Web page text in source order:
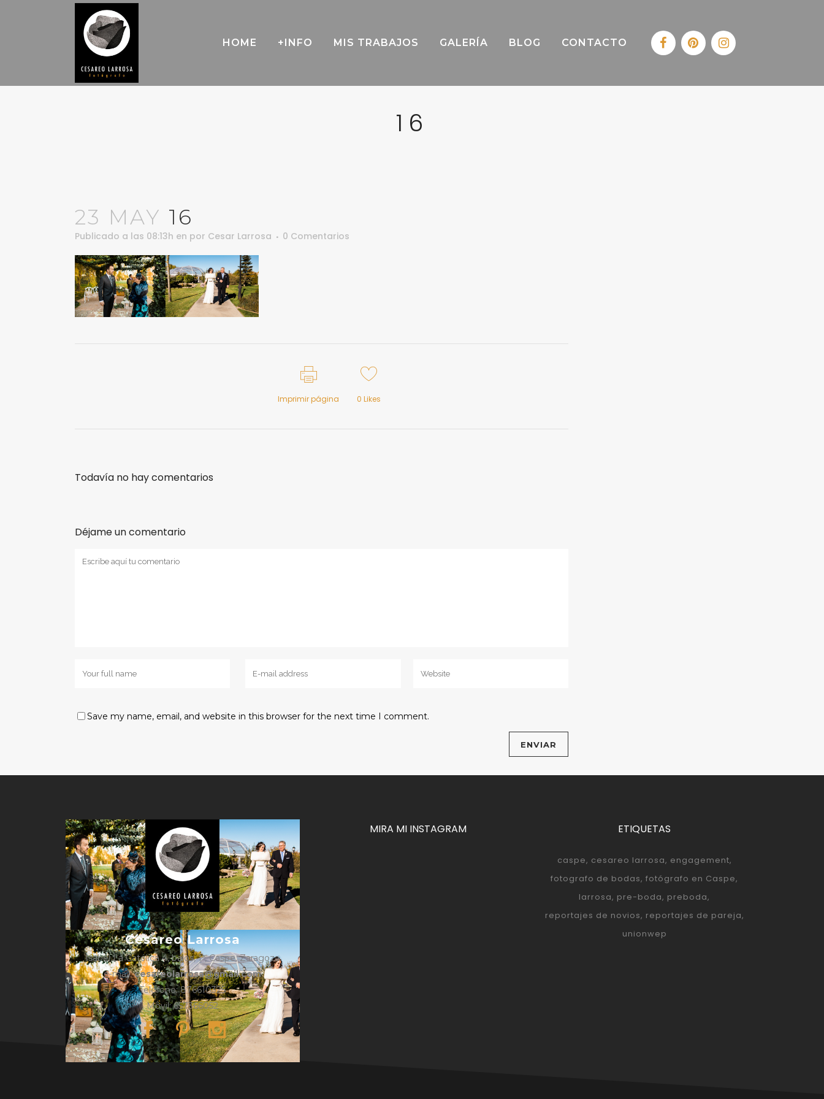
HOME +INFO MIS TRABAJOS GALERÍA BLOG CONTACTO
16
23 MAY 16
Publicado a las 08:13h en por Cesar Larrosa 0 Comentarios
Imprimir página 0 Likes
Todavía no hay comentarios
Déjame un comentario
Save my name, email, and website in this browser for the next time I comment.
Cesareo Larrosa
Isabel La Católica 4, bajos, 1º, Caspe, Zaragoza
e-mail:cesareolarrosa@gmail.com
Teléfono: 876610325
Móvil: 657366052
MIRA MI INSTAGRAM ETIQUETAS
caspe cesareo larrosa engagement
fotografo de bodas fotógrafo en Caspe
larrosa pre-boda preboda
reportajes de novios reportajes de pareja
unionwep